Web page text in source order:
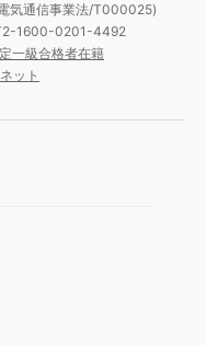
気通信事業法/T000025)
1600-0201-4492
一級合格者在籍
ット